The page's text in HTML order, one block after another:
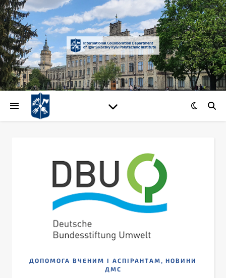
ДОПОМОГА ВЧЕНИМ І АСПІРАНТАМ , НОВИНИ
ДМС